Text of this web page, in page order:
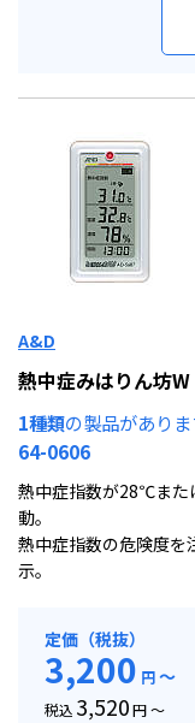
A&D
熱中症みはりん坊W
1種類の製品があり
64-0606
熱中症指数が28℃また
動。
熱中症指数の危険度を
示。
定価（税抜）
3,200 円～
税込 3,520円 ～